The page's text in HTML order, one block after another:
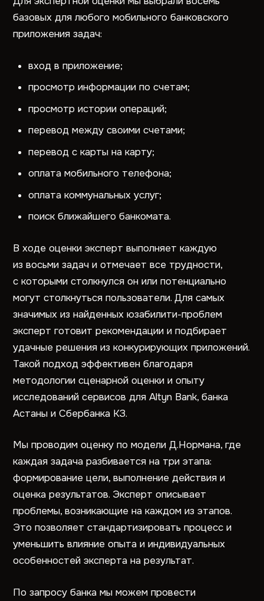
базовых для любого мобильного банковского
приложения задач:
вход в приложение;
просмотр информации по счетам;
просмотр истории операций;
перевод между своими счетами;
перевод с карты на карту;
оплата мобильного телефона;
оплата коммунальных услуг;
поиск ближайшего банкомата.
В ходе оценки эксперт выполняет каждую
из восьми задач и отмечает все трудности,
с которыми столкнулся он или потенциально
могут столкнуться пользователи. Для самых
значимых из найденных юзабилити-проблем
эксперт готовит рекомендации и подбирает
удачные решения из конкурирующих приложений.
Такой подход эффективен благодаря
методологии сценарной оценки и опыту
исследований сервисов для Altyn Bank, банка
Астаны и Сбербанка КЗ.
Мы проводим оценку по модели Д.Нормана, где
каждая задача разбивается на три этапа:
формирование цели, выполнение действия и
оценка результатов. Эксперт описывает
проблемы, возникающие на каждом из этапов.
Это позволяет стандартизировать процесс и
уменьшить влияние опыта и индивидуальных
особенностей эксперта на результат.
По запросу банка мы можем провести